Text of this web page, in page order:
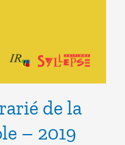
de la
– 2019